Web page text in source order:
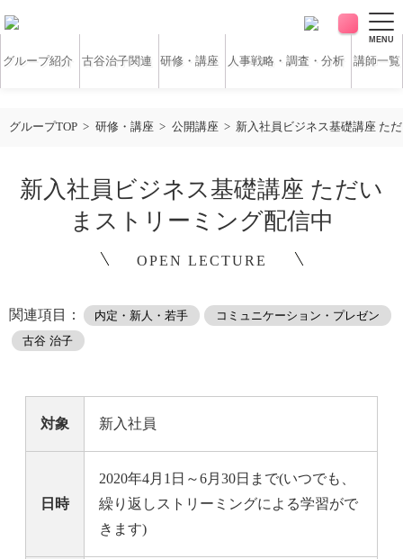
MENU
グループ紹介 古谷治子関連 研修・講座 人事戦略・調査・分析 講師一覧
アンケート・サーベイ ホワイトペーパー
無料研修動画 導入実績
グループTOP 研修・講座 公開講座 新入社員ビジネス基礎講座 た
新入社員ビジネス基礎講座 ただい
まストリーミング配信中
OPEN LECTURE
関連項目： 内定・新人・若手
コミュニケーション・プレゼン
古谷 治子
対象 新入社員
日時
2020年4月1日～6月30日まで(いつでも、
繰り返しストリーミングによる学習がで
きます)